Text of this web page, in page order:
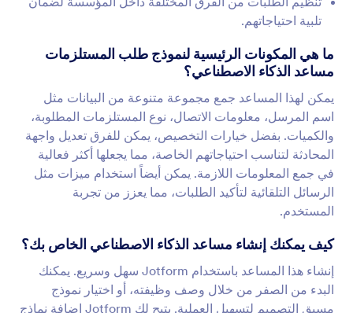
تلبية احتياجاتهم.
ما هي المكونات الرئيسية لنموذج طلب المستلزمات
مساعد الذكاء الاصطناعي؟
يمكن لهذا المساعد جمع مجموعة متنوعة من البيانات مثل
اسم المرسل، معلومات الاتصال، نوع المستلزمات المطلوبة،
والكميات. بفضل خيارات التخصيص، يمكن للفرق تعديل واجهة
المحادثة لتناسب احتياجاتهم الخاصة، مما يجعلها أكثر فعالية
في جمع المعلومات اللازمة. يمكن أيضاً استخدام ميزات مثل
الرسائل التلقائية لتأكيد الطلبات، مما يعزز من تجربة
المستخدم.
كيف يمكنك إنشاء مساعد الذكاء الاصطناعي الخاص بك؟
إنشاء هذا المساعد باستخدام Jotform سهل وسريع. يمكنك
البدء من الصفر من خلال وصف وظيفته، أو اختيار نموذج
مسبق التصميم لتسهيل العملية. يتيح لك Jotform إضافة نماذج